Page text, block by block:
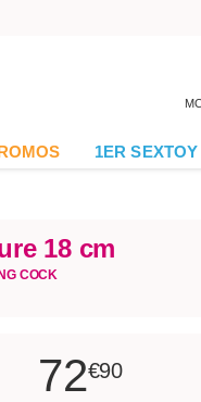
1ER SEXTOY
18 cm
COCK
72€90